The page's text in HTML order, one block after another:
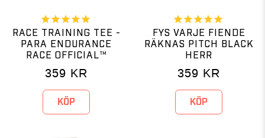
RACE TRAINING TEE -
PARA ENDURANCE
RACE OFFICIAL™
359 KR
KÖP
FYS VARJE FIENDE
RÄKNAS PITCH BLACK
HERR
359 KR
KÖP